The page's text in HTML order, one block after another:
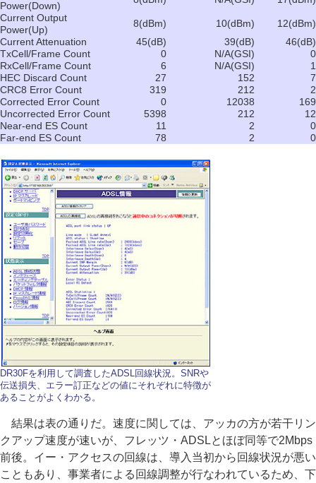
Power(Down)
Current Output
Power(Up)
8(dBm) 10(dBm)
12(dBm)
Current Attenuation
45(dB) 39(dB)
46(dB)
TxCell/Frame Count
0 N/A(GSI)
0
RxCell/Frame Count
6 N/A(GSI)
1
HEC Discard Count
27 152
7
CRC8 Error Count
319 212
2
Corrected Error Count
0 12038
169
Uncorrected Error Count
5398 212
12
Near-end ES Count
11 2
0
Far-end ES Count
78 2 0
DR30Fを利用して調査したADSL回線状況。SNRや
伝送損失、エラー訂正などの値にそれぞれに特徴が
あることがよくわかる。
結果は表の通りだ。速度に関しては、アッカの方が若干リン
クアップ速度が速いが、フレッツ・ADSLとほぼ同等で2Mbps
前後。イー・アクセスの回線は、導入当初から回線状況が悪い
こともあり、事業者による回線調整が行なわれているため、下